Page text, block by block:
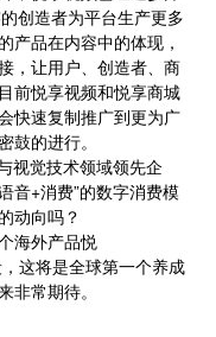
创造者为平台生产更多
产品在内容中的体现，
，让用户、创造者、商
前悦享视频和悦享商城
快速复制推广到更为广
鼓的进行。
视觉技术领域领先企
音+消费”的数字消费模
动向吗？
海外产品悦
这将是全球第一个养成
非常期待。